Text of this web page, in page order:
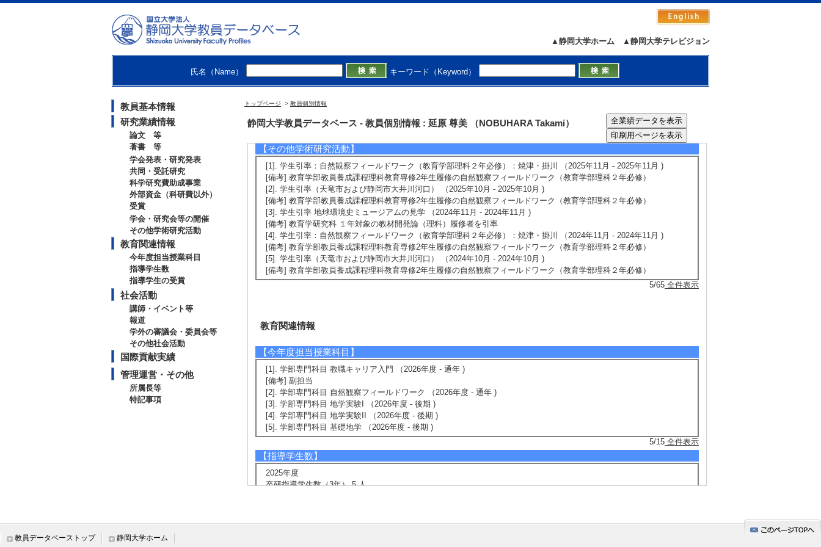
▲静岡大学テレビジョン
▲静岡大学ホーム
氏名（Name） キーワード（Keyword）
教員基本情報
研究業績情報
論文 等
著書 等
学会発表・研究発表
共同・受託研究
科学研究費助成事業
外部資金（科研費以外）
受賞
学会・研究会等の開催
その他学術研究活動
教育関連情報
今年度担当授業科目
指導学生数
指導学生の受賞
社会活動
講師・イベント等
報道
学外の審議会・委員会等
その他社会活動
国際貢献実績
管理運営・その他
所属長等
特記事項
トップページ > 教員個別情報
静岡大学教員データベース - 教員個別情報 : 延原 尊美 （NOBUHARA Takami）
[備考] 実行委員長 北村晃寿／委員 延原尊美，佐藤慎一，山田和芳，池田昌之 6月21日 静岡県男女共同参画センタ
ーあざれあ シンポジウム「地球環境史と生命史」 6月22・23日 静岡大学静岡キャンパス 共通教育棟A・B棟 特
別講演・一般講演 参加者 304名
[備考] 学会主催者（日本地質学会中部支部）
[4]. 日本地質学会第110年学術大会 （2003年9月)
[役割] 責任者以外 [開催場所] 静岡大学共通教育棟
[5]. 日本古生物学会2003年年会 （2003年6月)
[役割] 責任者以外 [開催場所] 静岡大学教育学部
【その他学術研究活動】
[1]. 学生引率：自然観察フィールドワーク（教育学部理科２年必修）：焼津・掛川 （2025年11月 - 2025年11月 )
[備考] 教育学部教員養成課程理科教育専修2年生履修の自然観察フィールドワーク（教育学部理科２年必修）
[2]. 学生引率（天竜市および静岡市大井川河口） （2025年10月 - 2025年10月 )
[備考] 教育学部教員養成課程理科教育専修2年生履修の自然観察フィールドワーク（教育学部理科２年必修）
[3]. 学生引率 地球環境史ミュージアムの見学 （2024年11月 - 2024年11月 )
[備考] 教育学研究科 １年対象の教材開発論（理科）履修者を引率
[4]. 学生引率：自然観察フィールドワーク（教育学部理科２年必修）：焼津・掛川 （2024年11月 - 2024年11月 )
[備考] 教育学部教員養成課程理科教育専修2年生履修の自然観察フィールドワーク（教育学部理科２年必修）
[5]. 学生引率（天竜市および静岡市大井川河口） （2024年10月 - 2024年10月 )
[備考] 教育学部教員養成課程理科教育専修2年生履修の自然観察フィールドワーク（教育学部理科２年必修）
5/65 全件表示
教育関連情報
【今年度担当授業科目】
[1]. 学部専門科目 教職キャリア入門 （2026年度 - 通年 )
[備考] 副担当
[2]. 学部専門科目 自然観察フィールドワーク （2026年度 - 通年 )
[3]. 学部専門科目 地学実験I （2026年度 - 後期 )
[4]. 学部専門科目 地学実験II （2026年度 - 後期 )
[5]. 学部専門科目 基礎地学 （2026年度 - 後期 )
5/15 全件表示
【指導学生数】
2025年度
卒研指導学生数（3年） 5 人
教員データベーストップ 静岡大学ホーム